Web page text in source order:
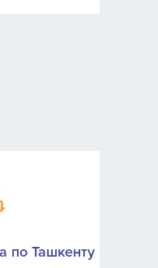
по Ташкенту